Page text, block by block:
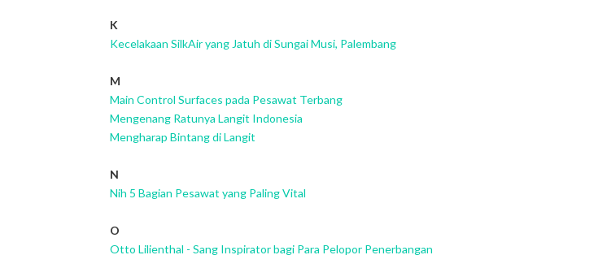
K
Kecelakaan SilkAir yang Jatuh di Sungai Musi, Palembang
M
Main Control Surfaces pada Pesawat Terbang
Mengenang Ratunya Langit Indonesia
Mengharap Bintang di Langit
N
Nih 5 Bagian Pesawat yang Paling Vital
O
Otto Lilienthal - Sang Inspirator bagi Para Pelopor Penerbangan